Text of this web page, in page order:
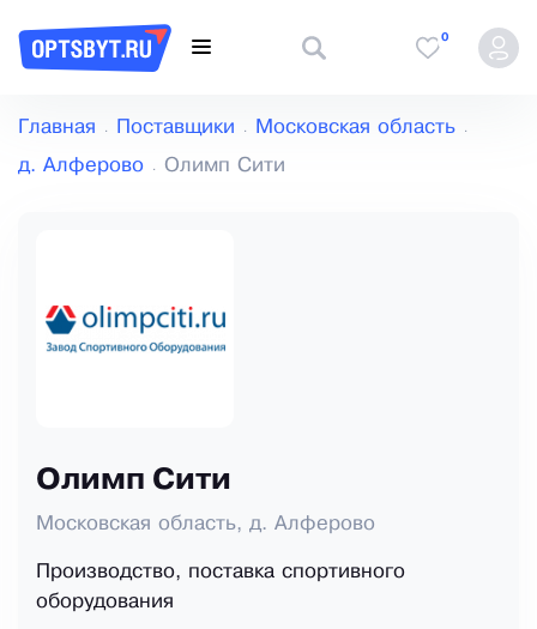
0
Главная Поставщики Московская область
д. Алферово Олимп Сити
Олимп Сити
Московская область, д. Алферово
Производство, поставка спортивного
оборудования